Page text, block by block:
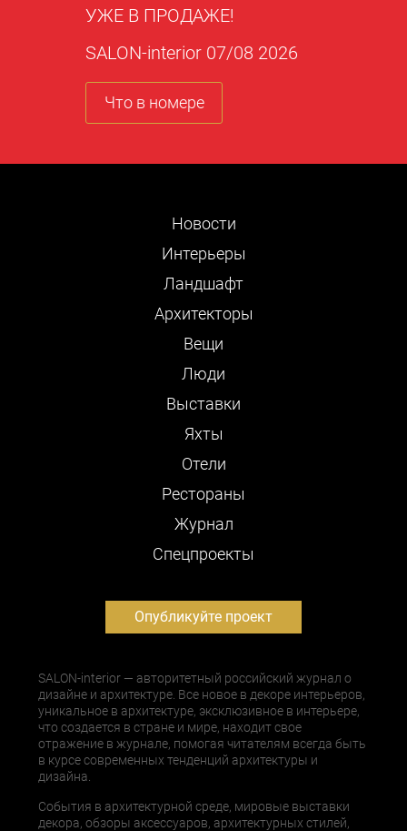
УЖЕ В ПРОДАЖЕ!
SALON-interior 07/08 2026
Что в номере
Новости
Интерьеры
Ландшафт
Архитекторы
Вещи
Люди
Выставки
Яхты
Отели
Рестораны
Журнал
Cпецпроекты
Опубликуйте проект
SALON-interior — авторитетный российский журнал о
дизайне и архитектуре. Все новое в декоре интерьеров,
уникальное в архитектуре, эксклюзивное в интерьере,
что создается в стране и мире, находит свое
отражение в журнале, помогая читателям всегда быть
в курсе современных тенденций архитектуры и
дизайна.
События в архитектурной среде, мировые выставки
декора, обзоры аксессуаров, архитектурных стилей,